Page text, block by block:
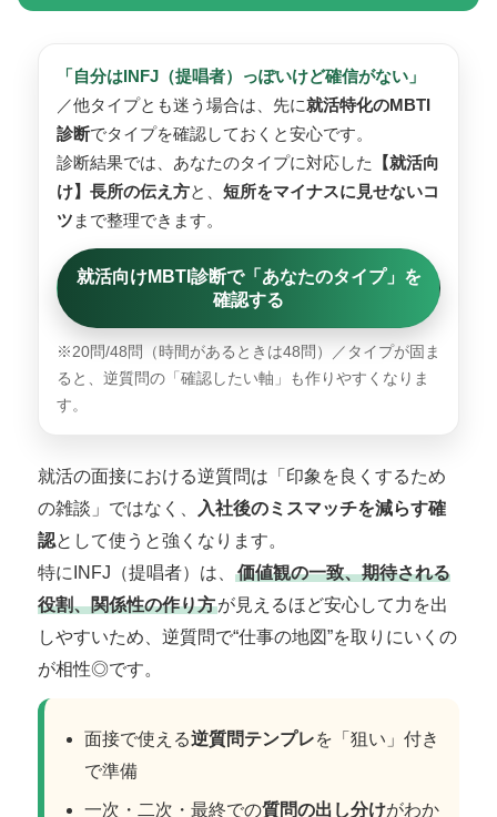
「自分はINFJ（提唱者）っぽいけど確信がない」
／他タイプとも迷う場合は、先に就活特化のMBTI
診断でタイプを確認しておくと安心です。
診断結果では、あなたのタイプに対応した
【就活向
け】長所の伝え方と、 短所をマイナスに見せないコ
ツ まで整理できます。
就活向けMBTI診断で「あなたのタイプ」を
確認する
※20問/48問（時間があるときは48問）／タイプが固ま
ると、逆質問の「確認したい軸」も作りやすくなりま
す。
就活の面接における逆質問は「印象を良くするため
の雑談」ではなく、
入社後のミスマッチを減らす確
認として使うと強くなります。
特にINFJ（提唱者）は、
価値観の一致、期待される
役割、関係性の作り方が見えるほど安心して力を出
しやすいため、逆質問で“仕事の地図”を取りにいくの
が相性◎です。
面接で使える逆質問テンプレを「狙い」付き
で準備
一次・二次・最終での質問の出し分けがわか